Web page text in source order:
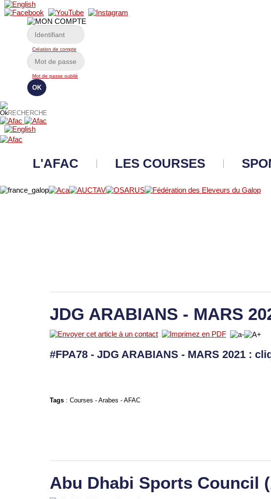
Création de compte
Mot de passe oublié
L'AFAC LES COURSES
JDG ARABIANS - MARS
#FPA78 - JDG ARABIANS - MARS 2021 :
Tags :Courses -Arabes -AFAC
Abu Dhabi Sports Council